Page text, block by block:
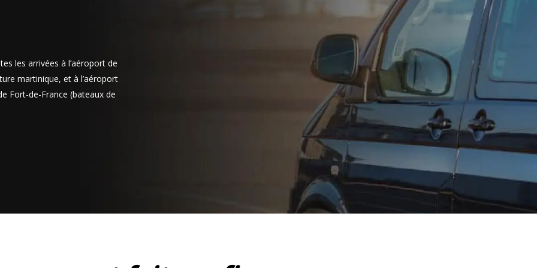
faut être âgé de 21
Les options de
comme les
de
les arrivées à l’aéroport de
martinique, et à l’aéroport
Fort-de-France (bateaux de